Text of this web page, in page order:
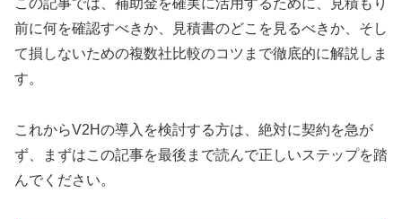
この記事では、補助金を確実に活用するために、見積もり
前に何を確認すべきか、見積書のどこを見るべきか、そし
て損しないための複数社比較のコツまで徹底的に解説しま
す。
これからV2Hの導入を検討する方は、絶対に契約を急が
ず、まずはこの記事を最後まで読んで正しいステップを踏
んでください。